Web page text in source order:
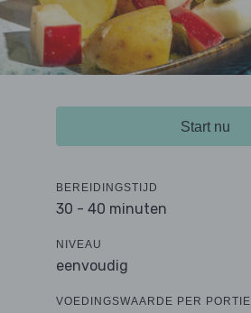
Start nu
BEREIDINGSTIJD
30 - 40 minuten
NIVEAU
eenvoudig
VOEDINGSWAARDE PER PORTIE